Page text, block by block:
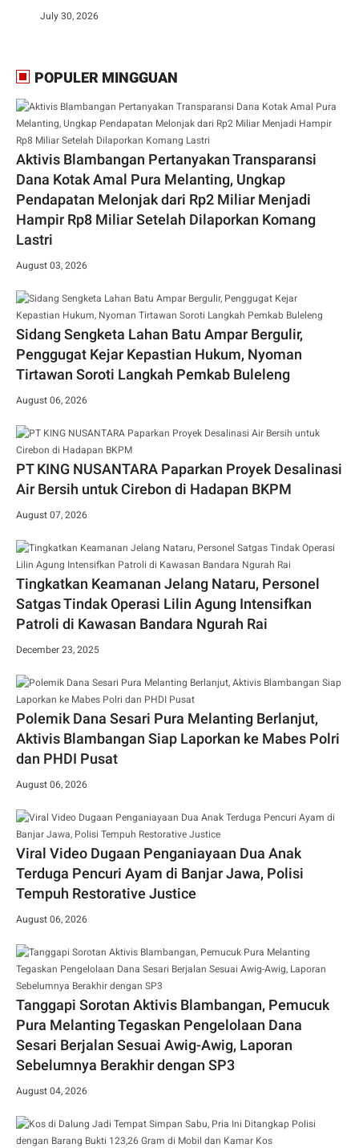
July 30, 2026
POPULER MINGGUAN
Aktivis Blambangan Pertanyakan Transparansi
Dana Kotak Amal Pura Melanting, Ungkap
Pendapatan Melonjak dari Rp2 Miliar Menjadi
Hampir Rp8 Miliar Setelah Dilaporkan Komang
Lastri
August 03, 2026
Sidang Sengketa Lahan Batu Ampar Bergulir,
Penggugat Kejar Kepastian Hukum, Nyoman
Tirtawan Soroti Langkah Pemkab Buleleng
August 06, 2026
PT KING NUSANTARA Paparkan Proyek Desalinasi
Air Bersih untuk Cirebon di Hadapan BKPM
August 07, 2026
Tingkatkan Keamanan Jelang Nataru, Personel
Satgas Tindak Operasi Lilin Agung Intensifkan
Patroli di Kawasan Bandara Ngurah Rai
December 23, 2025
Polemik Dana Sesari Pura Melanting Berlanjut,
Aktivis Blambangan Siap Laporkan ke Mabes Polri
dan PHDI Pusat
August 06, 2026
Viral Video Dugaan Penganiayaan Dua Anak
Terduga Pencuri Ayam di Banjar Jawa, Polisi
Tempuh Restorative Justice
August 06, 2026
Tanggapi Sorotan Aktivis Blambangan, Pemucuk
Pura Melanting Tegaskan Pengelolaan Dana
Sesari Berjalan Sesuai Awig-Awig, Laporan
Sebelumnya Berakhir dengan SP3
August 04, 2026